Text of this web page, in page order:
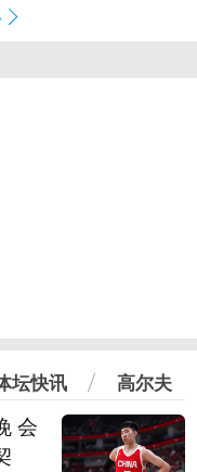
坛快讯 高尔夫
会